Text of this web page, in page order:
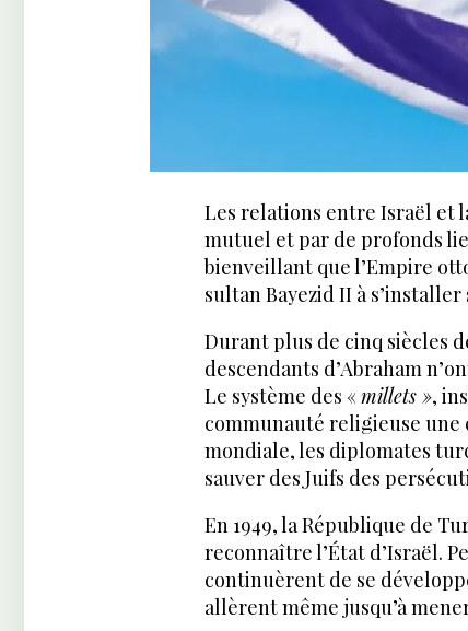
Les relations entre Israël et
mutuel et par de profonds
bienveillant que l’Empire
sultan Bayezid II à s’installer
Durant plus de cinq siècles
descendants d’Abraham
Le système des « millets »,
communauté religieuse une
mondiale, les diplomates
sauver des Juifs des
En 1949, la République de
reconnaître l’État d’Israël.
continuèrent de se
allèrent même jusqu’à